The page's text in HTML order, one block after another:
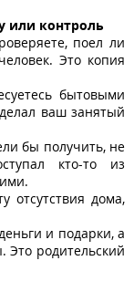
или контроль
поел ли
Это копия
бытовыми
ваш занятый
бы получить, не
кто-то из
отсутствия дома,
и подарки, а
родительский